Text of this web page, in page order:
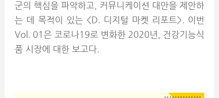
군의 핵심을 파악하고, 커뮤니케이션 대안을 제안하
는 데 목적이 있는 <D. 디지털 마켓 리포트>. 이번
Vol. 01은 코로나19로 변화한 2020년, 건강기능식
품 시장에 대한 보고다.